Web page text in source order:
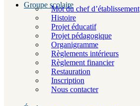
Groupe scolaireMot du chef d’établissement
Histoire
Projet éducatif
Projet pédagogique
Organigramme
Règlements intérieurs
Règlement financier
Restauration
Inscription
Nous contacter